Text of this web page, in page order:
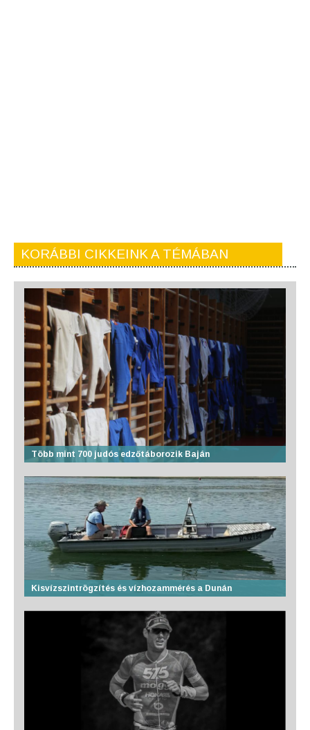
KORÁBBI CIKKEINK A TÉMÁBAN
Több mint 700 judós edzőtáborozik Baján
Kisvízszintrögzítés és vízhozammérés a Dunán